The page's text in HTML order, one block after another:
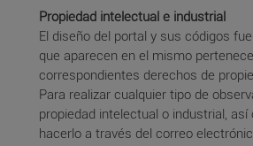
Propiedad intelectual e industrial
El diseño del portal y sus códigos
que aparecen en el mismo
correspondientes derechos de
Para realizar cualquier tipo de
propiedad intelectual o industrial,
hacerlo a través del correo